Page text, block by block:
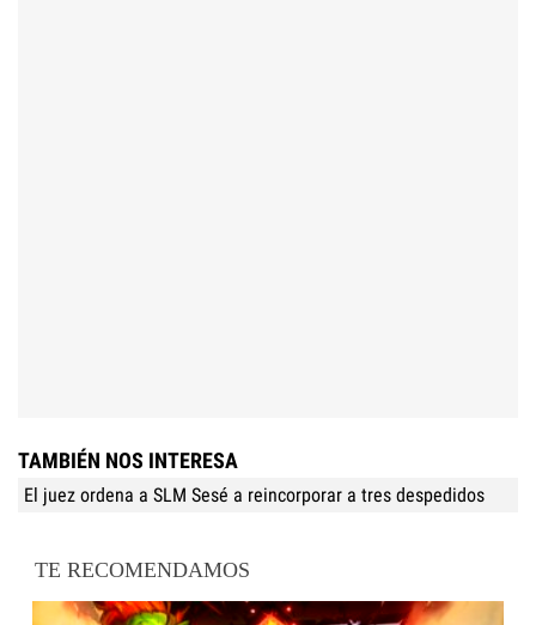
TAMBIÉN NOS INTERESA
El juez ordena a SLM Sesé a reincorporar a tres despedidos
TE RECOMENDAMOS